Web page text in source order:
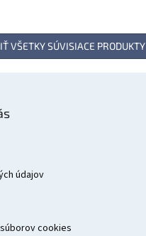
VŠETKY SÚVISIACE PRODUKTY
údajov
cookies